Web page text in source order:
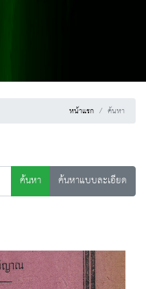
หน้าแรก ค้นหา
ค้นหา
ค้นหาแบบละเอียด